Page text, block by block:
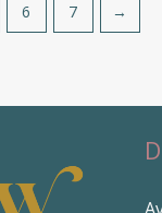
6 7 →